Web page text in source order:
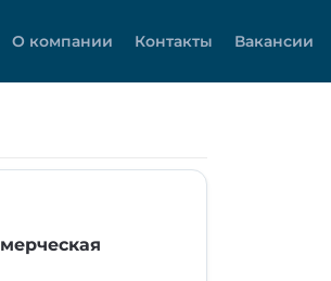
О компании Контакты Вакансии